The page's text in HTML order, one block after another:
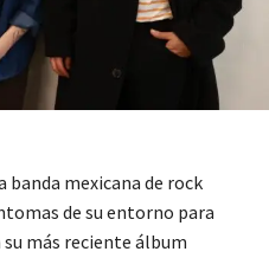
banda mexicana de rock
de su entorno para
más reciente álbum